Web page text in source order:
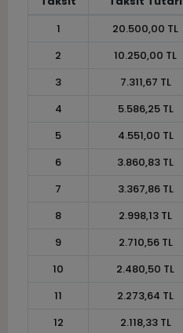
1
20.500,00 TL
2
10.250,00 TL
3
7.311,67 TL
4
5.586,25 TL
5
4.551,00 TL
6
3.860,83 TL
7
3.367,86 TL
8
2.998,13 TL
9
2.710,56 TL
10
2.480,50 TL
11
2.273,64 TL
12
2.118,33 TL